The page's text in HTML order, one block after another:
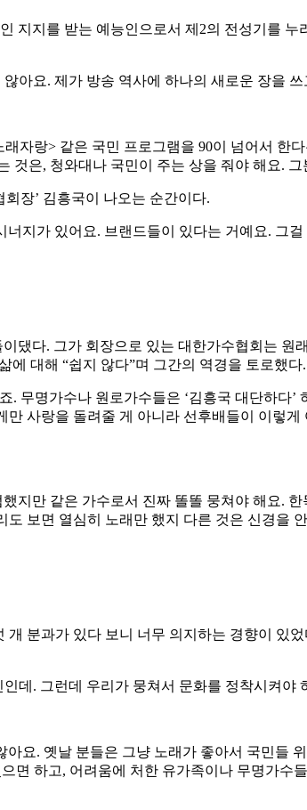
지지를 받는 예능인으로서 제2의 전성기를 누
아요. 제가 방송 역사에 하나의 새로운 장을
자랑> 같은 국민 프로그램을 90이 넘어서 한
것은, 청와대나 국민이 주는 상을 줘야 해요.
장’ 김흥국이 나오는 순간이다.
지가 있어요. 브랜드들이 있다는 거예요. 그
댔다. 그가 회장으로 있는 대한가수협회는 원
대해 “쉽지 않다”며 그간의 역경을 토로했
무명가수나 원로가수들은 ‘김흥국 대단하다’
사랑을 돌려줄 게 아니라 선후배들이 이렇게
지만 같은 가수로서 진짜 똘똘 뭉쳐야 해요.
보면 열심히 노래만 했지 다른 것은 신경을
분과가 있다 보니 너무 의지하는 경향이 있었
데. 그런데 우리가 뭉쳐서 문화를 정착시켜야
요. 옛날 분들은 그냥 노래가 좋아서 국민들
면 하고, 어려움에 처한 유가족이나 무명가수